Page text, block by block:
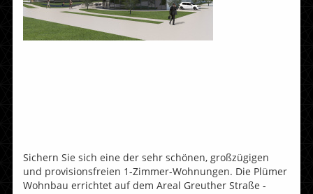
Sichern Sie sich eine der sehr schönen, großzügigen
und provisionsfreien 1-Zimmer-Wohnungen. Die Plümer
Wohnbau errichtet auf dem Areal Greuther Straße -